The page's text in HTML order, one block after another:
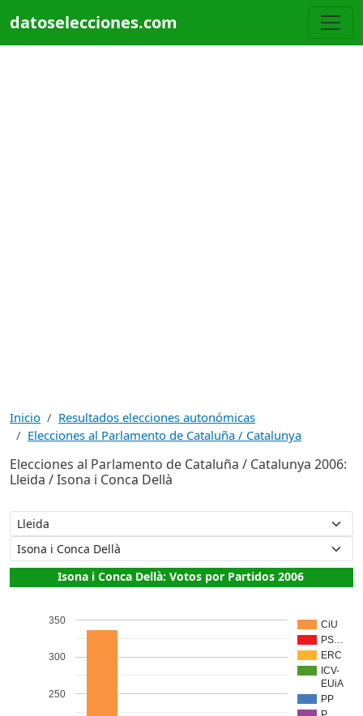
datoselecciones.com
Inicio
Resultados elecciones autonómicas
Elecciones al Parlamento de Cataluña / Catalunya
Elecciones al Parlamento de Cataluña / Catalunya 2006:
Lleida / Isona i Conca Dellà
Isona i Conca Dellà: Votos por Partidos 2006
CiU
PS…
ERC
ICV-
EUiA
PP
250
300
350